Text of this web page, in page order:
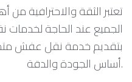
تعتبر الثقة والاحترافية
الجميع عند الحاجة
بتقديم خدمة نقل عفش
أساس الجودة والدقة.